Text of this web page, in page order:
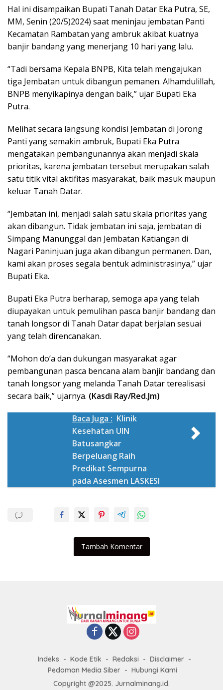
Hal ini disampaikan Bupati Tanah Datar Eka Putra, SE,
MM, Senin (20/5)2024) saat meninjau jembatan Panti
Kecamatan Rambatan yang ambruk akibat kuatnya
banjir bandang yang menerjang 10 hari yang lalu.
“Tadi bersama Kepala BNPB, Kita telah mengajukan
tiga Jembatan untuk dibangun pemanen. Alhamdulillah,
BNPB menyikapinya dengan baik,” ujar Bupati Eka
Putra.
Melihat secara langsung kondisi Jembatan di Jorong
Panti yang semakin ambruk, Bupati Eka Putra
mengatakan pembangunannya akan menjadi skala
prioritas, karena jembatan tersebut merupakan salah
satu titik vital aktifitas masyarakat, baik masuk maupun
keluar Tanah Datar.
“Jembatan ini, menjadi salah satu skala prioritas yang
akan dibangun. Tidak jembatan ini saja, jembatan di
Simpang Manunggal dan Jembatan Katiangan di
Nagari Paninjuan juga akan dibangun permanen. Dan,
kami akan proses segala bentuk administrasinya,” ujar
Bupati Eka.
Bupati Eka Putra berharap, semoga apa yang telah
diupayakan untuk pemulihan pasca banjir bandang dan
tanah longsor di Tanah Datar dapat berjalan sesuai
yang telah direncanakan.
“Mohon do’a dan dukungan masyarakat agar
pembangunan pasca bencana alam banjir bandang dan
tanah longsor yang melanda Tanah Datar terealisasi
secara baik,” ujarnya. (Kasdi Ray/Red.Jm)
Baca Juga : Klinik
Kesehatan UIN
Batusangkar
Berpeluang Raih
Predikat Sempurna
pada Asesmen LASKESI
Tambah Komentar
Indeks Kode Etik Redaksi
Disclaimer
Pedoman Media Siber
Hubungi Kami
Copyright @2025. Jurnalminang.id.